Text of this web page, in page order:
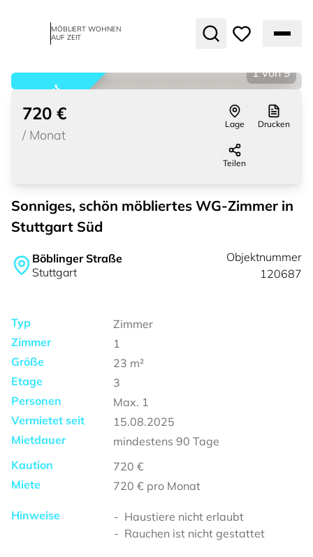
MÖBLIERT WOHNEN
AUF ZEIT
vermietet
1 von 9
720 €
/ Monat
Lage Drucken
Teilen
Sonniges, schön möbliertes WG-Zimmer in
Stuttgart Süd
Böblinger Straße
Stuttgart
Objektnummer
120687
Typ
Zimmer
Zimmer
1
Größe
23 m²
Etage
3
Personen
Max. 1
Vermietet seit
15.08.2025
Mietdauer
mindestens 90 Tage
Kaution
720 €
Miete
720 € pro Monat
Hinweise
Haustiere nicht erlaubt
Rauchen ist nicht gestattet